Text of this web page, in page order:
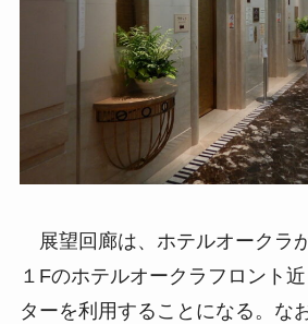
展望回廊は、ホテルオークラ
１Fのホテルオークラフロント
ターを利用することになる。な